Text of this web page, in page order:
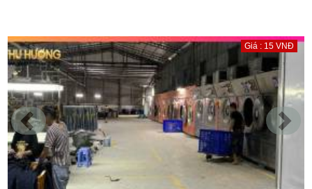
Giá : 15 VNĐ